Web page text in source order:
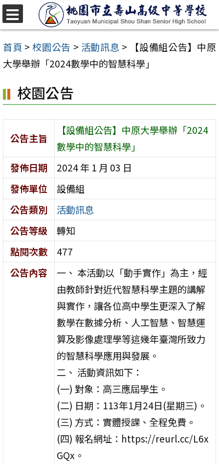
跳
至
主
要
容
區
首頁 > 校園公告 > 活動訊息 >
【設備組公告】中原
大學舉辦「2024數學中的智慧科學」
校園公告
公告主旨
【設備組公告】中原大學舉辦「2024
數學中的智慧科學」
發佈日期
2024 年 1 月 03 日
發佈單位
設備組
公告類別
活動訊息
公告等級
轉知
點閱次數
477
公告內容
一、 本活動以「動手實作」為主，經
由教師針對近代智慧科學主題的講解
與實作，讓各位高中學生更深入了解
數學在數據分析、人工智慧、智慧運
算及影像處理學等這幾年臺灣所致力
的智慧科學應用與發展。
二、 活動資訊如下：
(一) 對象：高三應屆學生。
(二) 日期：113年1月24日(星期三)。
(三) 方式：實體授課、全程免費。
(四) 報名網址：https://reurl.cc/L6x
GQx。
選
單